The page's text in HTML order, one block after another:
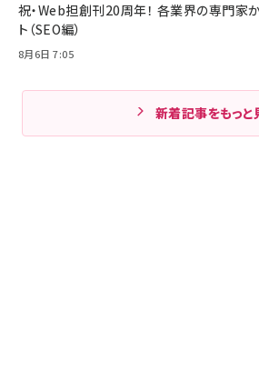
祝・Web担創刊20周年！ 各業界の専門家
ト（SEO編）
8月6日 7:05
新着記事をもっと